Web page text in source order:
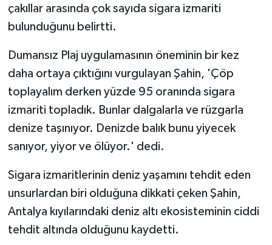
çakıllar arasında çok sayıda sigara izmariti
bulunduğunu belirtti.
Dumansız Plaj uygulamasının öneminin bir kez
daha ortaya çıktığını vurgulayan Şahin, 'Çöp
toplayalım derken yüzde 95 oranında sigara
izmariti topladık. Bunlar dalgalarla ve rüzgarla
denize taşınıyor. Denizde balık bunu yiyecek
sanıyor, yiyor ve ölüyor.' dedi.
Sigara izmaritlerinin deniz yaşamını tehdit eden
unsurlardan biri olduğuna dikkati çeken Şahin,
Antalya kıyılarındaki deniz altı ekosisteminin ciddi
tehdit altında olduğunu kaydetti.